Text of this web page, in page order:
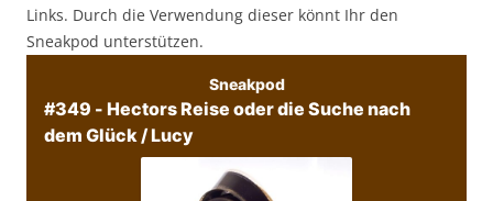
Links. Durch die Verwendung dieser könnt Ihr den
Sneakpod unterstützen.